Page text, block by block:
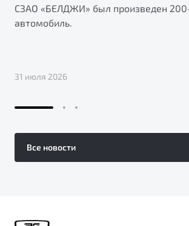
СЗАО «БЕЛДЖИ» был произведен
автомобиль.
31 июля 2026
Все новости